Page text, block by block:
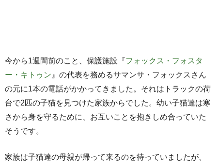
今から1週間前のこと、保護施設『フォックス・フォスタ
ー・キトゥン 』の代表を務めるサマンサ・フォックスさん
の元に1本の電話がかかってきました。それはトラックの荷
台で2匹の子猫を見つけた家族からでした。幼い子猫達は寒
さから身を守るために、お互いことを抱きしめ合っていた
そうです。
家族は子猫達の母親が帰って来るのを待っていましたが、